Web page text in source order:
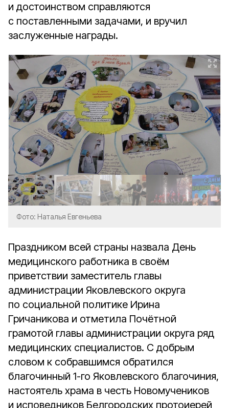
и достоинством справляются
с поставленными задачами, и вручил
заслуженные награды.
Фото: Наталья Евгеньева
Праздником всей страны назвала День
медицинского работника в своём
приветствии заместитель главы
администрации Яковлевского округа
по социальной политике Ирина
Гричаникова и отметила Почётной
грамотой главы администрации округа ряд
медицинских специалистов. С добрым
словом к собравшимся обратился
благочинный 1-го Яковлевского благочиния,
настоятель храма в честь Новомучеников
и исповедников Белгородских протоиерей